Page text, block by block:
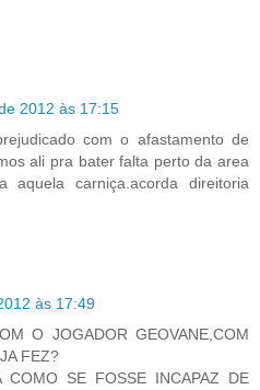
2012 às 17:15
com o afastamento de
ali pra bater falta perto da area
aquela carniça.acorda direitoria
às 17:49
O JOGADOR GEOVANE,COM
FEZ?
COMO SE FOSSE INCAPAZ DE